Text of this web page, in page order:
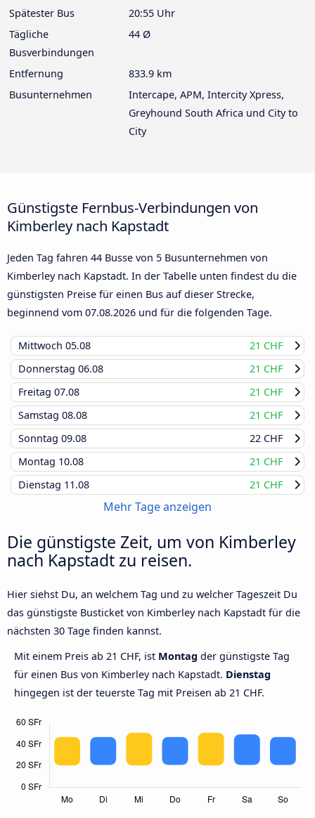
Spätester Bus
20:55 Uhr
Tägliche
Busverbindungen
44 Ø
Entfernung
833.9 km
Busunternehmen
Intercape, APM, Intercity Xpress,
Greyhound South Africa und City to
City
Günstigste Fernbus-Verbindungen von
Kimberley nach Kapstadt
Jeden Tag fahren 44 Busse von 5 Busunternehmen von
Kimberley nach Kapstadt. In der Tabelle unten findest du die
günstigsten Preise für einen Bus auf dieser Strecke,
beginnend vom 07.08.2026 und für die folgenden Tage.
Mittwoch 05.08
21 CHF
Donnerstag 06.08
21 CHF
Freitag 07.08
21 CHF
Samstag 08.08
21 CHF
Sonntag 09.08
22 CHF
Montag 10.08
21 CHF
Dienstag 11.08 21 CHF
Mehr Tage anzeigen
Die günstigste Zeit, um von Kimberley
nach Kapstadt zu reisen.
Hier siehst Du, an welchem Tag und zu welcher Tageszeit Du
das günstigste Busticket von Kimberley nach Kapstadt für die
nächsten 30 Tage finden kannst.
Mit einem Preis ab 21 CHF, ist Montag der günstigste Tag
für einen Bus von Kimberley nach Kapstadt. Dienstag
hingegen ist der teuerste Tag mit Preisen ab 21 CHF.